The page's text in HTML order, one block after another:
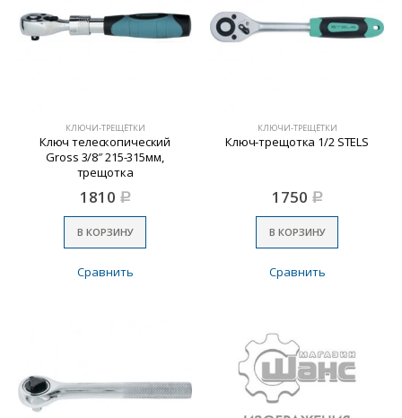
КЛЮЧИ-ТРЕЩЁТКИ
Ключ телескопический
Gross 3/8″ 215-315мм,
трещотка
1810 Р
В КОРЗИНУ
Сравнить
КЛЮЧИ-ТРЕЩЁТКИ
Ключ-трещотка 1/2 STELS
1750 Р
В КОРЗИНУ
Сравнить